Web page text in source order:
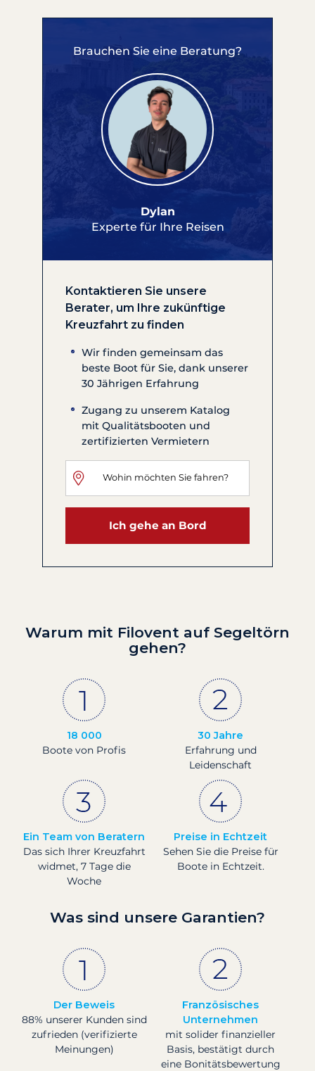
Brauchen Sie eine Beratung?
Dylan
Experte für Ihre Reisen
Kontaktieren Sie unsere
Berater, um Ihre zukünftige
Kreuzfahrt zu finden
Wir finden gemeinsam das
beste Boot für Sie, dank unserer
30 Jährigen Erfahrung
Zugang zu unserem Katalog
mit Qualitätsbooten und
zertifizierten Vermietern
Ich gehe an Bord
Warum mit Filovent auf Segeltörn
gehen?
18 000
Boote von Profis
30 Jahre
Erfahrung und
Leidenschaft
Ein Team von Beratern
Das sich Ihrer Kreuzfahrt
widmet, 7 Tage die
Woche
Preise in Echtzeit
Sehen Sie die Preise für
Boote in Echtzeit.
Was sind unsere Garantien?
Der Beweis
88% unserer Kunden sind
zufrieden (verifizierte
Meinungen)
Französisches
Unternehmen
mit solider finanzieller
Basis, bestätigt durch
eine Bonitätsbewertung